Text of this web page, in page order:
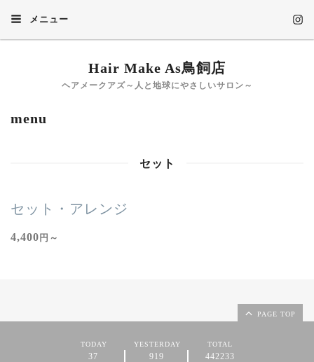
メニュー
Hair Make As鳥飼店
ヘアメークアズ～人と地球にやさしいサロン～
menu
セット
セット・アレンジ
4,400 円～
PAGE TOP
TODAY
37
YESTERDAY
919
TOTAL
442233